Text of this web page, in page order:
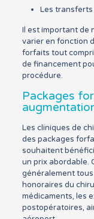
Les transferts
Il est important de
varier en fonction
forfaits tout
de financement
procédure.
Packages
Les cliniques de
des packages
souhaitent
un prix abordable.
généralement
honoraires du
médicaments, les
postopératoires,